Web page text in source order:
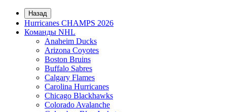
Назад
Hurricanes CHAMPS 2026
Команды NHL
Anaheim Ducks
Arizona Coyotes
Boston Bruins
Buffalo Sabres
Calgary Flames
Carolina Hurricanes
Chicago Blackhawks
Colorado Avalanche